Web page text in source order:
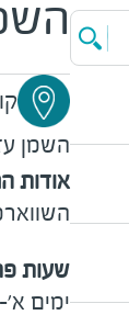
השמן
אודות
שעות